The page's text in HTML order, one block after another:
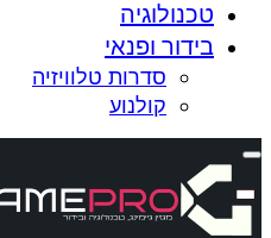
טכנולוגיה
בידור ופנאי
סדרות טלוויזיה
קולנוע